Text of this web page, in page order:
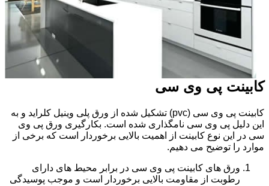
کابینت پی وی سی
کابینت پی وی سی (pvc) تشکیل شده از ورق پلی وینیل کلراید و به
این دلیل پی وی سی نامگذاری شده است. بکارگیری ورق پی وی
سی در این نوع کابینت از اهمیت بالایی برخوردار است که برخی از
موارد را توضیح می دهیم.
ورق های کابینت پی وی سی در برابر محیط های دارای
رطوبت از مقاومت بالایی برخوردار است و موجب پوسیدگی